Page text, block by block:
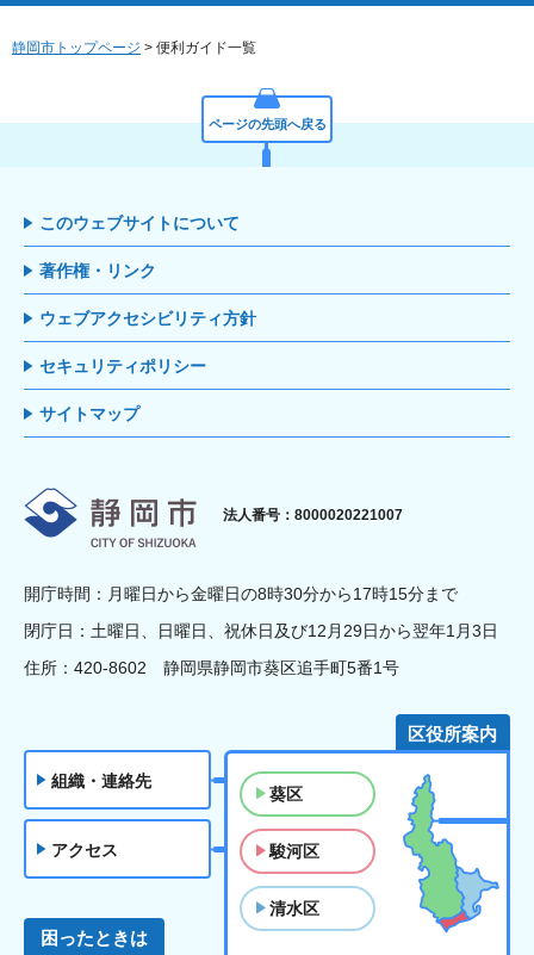
静岡市トップページ > 便利ガイド一覧
ページの先頭へ戻る
このウェブサイトについて
著作権・リンク
ウェブアクセシビリティ方針
セキュリティポリシー
サイトマップ
静岡市
法人番号：8000020221007
開庁時間：月曜日から金曜日の8時30分から17時15分まで
閉庁日：土曜日、日曜日、祝休日及び12月29日から翌年1月3日
住所：420-8602 静岡県静岡市葵区追手町5番1号
組織・連絡先
アクセス
区役所案内
葵区
駿河区
清水区
困ったときは